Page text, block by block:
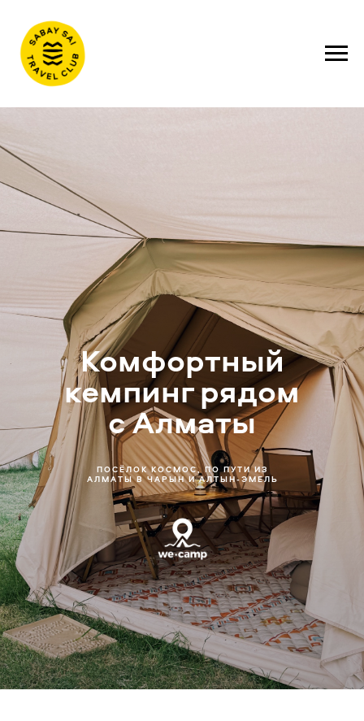
Комфортный
кемпинг рядом
с Алматы
ПОСЁЛОК КОСМОС, ПО ПУТИ ИЗ
АЛМАТЫ В ЧАРЫН И АЛТЫН-ЭМЕЛЬ